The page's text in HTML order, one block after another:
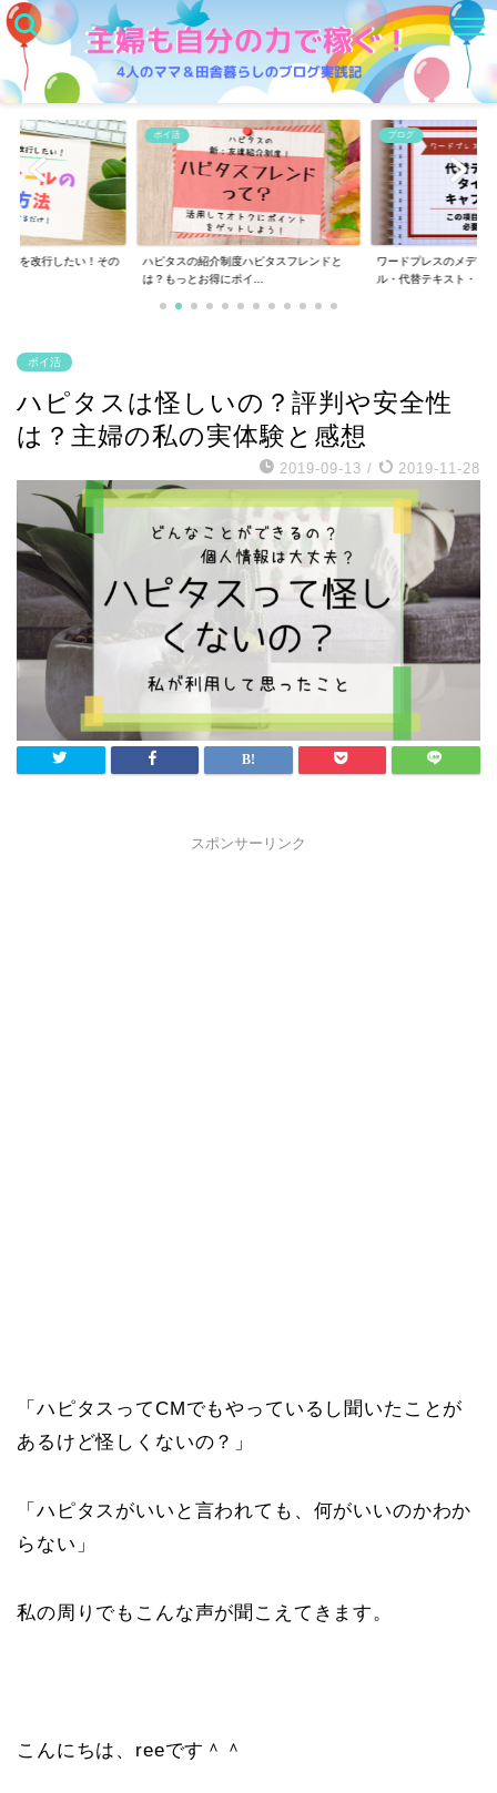
ハピタスフレンドと
ブログ
ワードプレスのメディア追加の「タイト
ル・代替テキスト・キ...
ポイ活
ハピタスは怪しいの？
婦の私の実体験と感...
ポイ活
ハピタスは怪しいの？評判や安全性
は？主婦の私の実体験と感想
2019-09-13 / 2019-11-28
スポンサーリンク
「ハピタスってCMでもやっているし聞いたことが
あるけど怪しくないの？」
「ハピタスがいいと言われても、何がいいのかわか
らない」
私の周りでもこんな声が聞こえてきます。
こんにちは、reeです＾＾